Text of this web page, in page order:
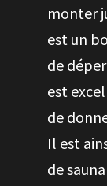
monter
est un
de
est
de
Il est
de